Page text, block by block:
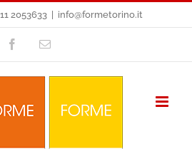
2053633 info@formetorino.it
FacebookEmail